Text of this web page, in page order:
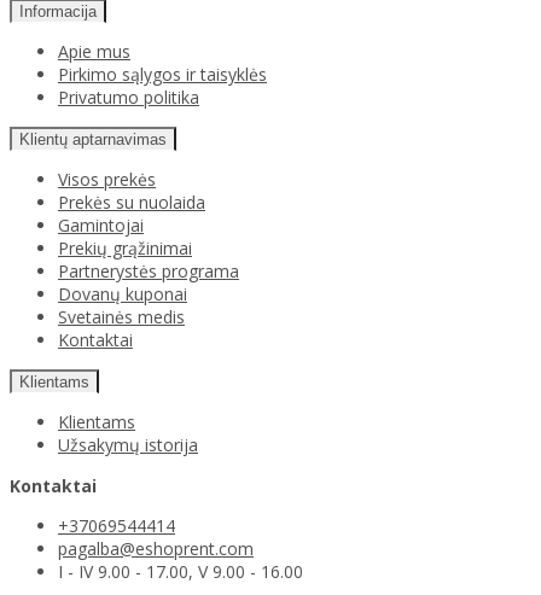
Informacija
Apie mus
Pirkimo sąlygos ir taisyklės
Privatumo politika
Klientų aptarnavimas
Visos prekės
Prekės su nuolaida
Gamintojai
Prekių grąžinimai
Partnerystės programa
Dovanų kuponai
Svetainės medis
Kontaktai
Klientams
Klientams
Užsakymų istorija
Kontaktai
+37069544414
pagalba@eshoprent.com
I - IV 9.00 - 17.00, V 9.00 - 16.00